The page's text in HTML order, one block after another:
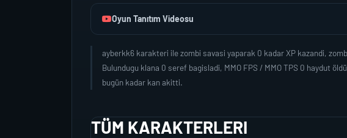
Oyun Tanıtım Videosu
ayberkk6 karakteri ile zombi savasi yaparak 0 kadar XP kazandi,
Bulundugu klana 0 seref bagisladi, MMO FPS / MMO TPS 0 haydut
bugün kadar kan akitti.
TÜM KARAKTERLERI